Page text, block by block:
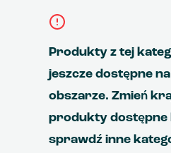
Produkty z tej
jeszcze dostępne
obszarze. Zmień
produkty dostępne
sprawdź inne